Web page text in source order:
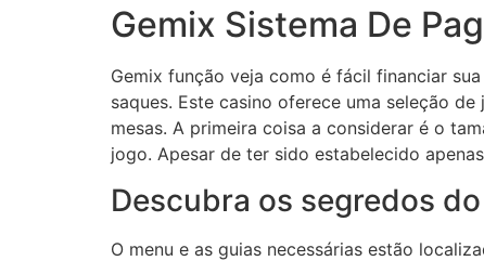
Gemix Sistema De
Gemix função veja como é fácil financiar
saques. Este casino oferece uma seleção
mesas. A primeira coisa a considerar é o
jogo. Apesar de ter sido estabelecido
Descubra os segredos
O menu e as guias necessárias estão